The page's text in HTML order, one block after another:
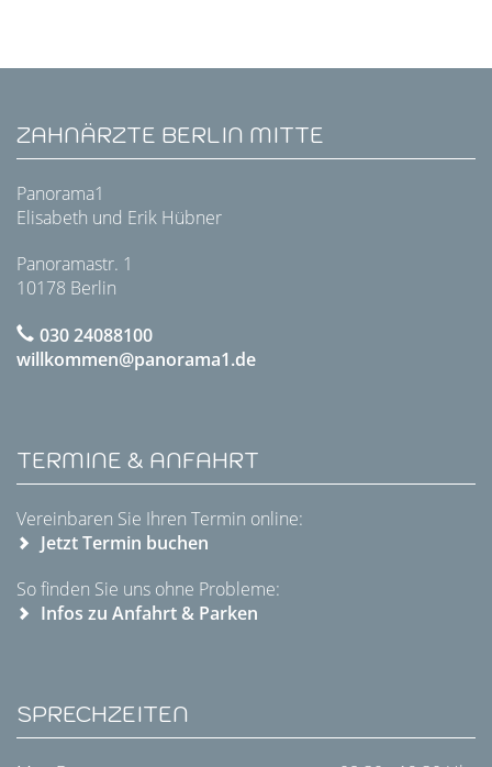
ZAHNÄRZTE BERLIN MITTE
Panorama1
Elisabeth und Erik Hübner
Panoramastr. 1
10178 Berlin
030 24088100
willkommen@panorama1.de
TERMINE & ANFAHRT
Vereinbaren Sie Ihren Termin online:
Jetzt Termin buchen
So finden Sie uns ohne Probleme:
Infos zu Anfahrt & Parken
SPRECHZEITEN